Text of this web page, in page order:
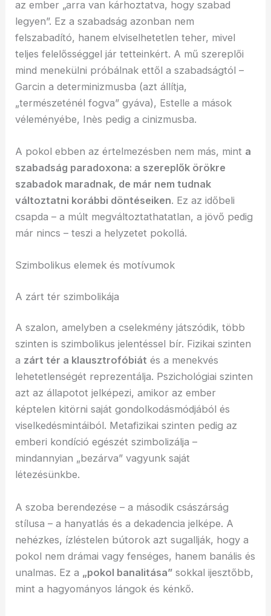
az ember „arra van kárhoztatva, hogy szabad
legyen”. Ez a szabadság azonban nem
felszabadító, hanem elviselhetetlen teher, mivel
teljes felelősséggel jár tetteinkért. A mű szereplői
mind menekülni próbálnak ettől a szabadságtól –
Garcin a determinizmusba (azt állítja,
„természeténél fogva” gyáva), Estelle a mások
véleményébe, Inès pedig a cinizmusba.
A pokol ebben az értelmezésben nem más, mint a
szabadság paradoxona: a szereplők örökre
szabadok maradnak, de már nem tudnak
változtatni korábbi döntéseiken. Ez az időbeli
csapda – a múlt megváltoztathatatlan, a jövő pedig
már nincs – teszi a helyzetet pokollá.
Szimbolikus elemek és motívumok
A zárt tér szimbolikája
A szalon, amelyben a cselekmény játszódik, több
szinten is szimbolikus jelentéssel bír. Fizikai szinten
a zárt tér a klausztrofóbiát és a menekvés
lehetetlenségét reprezentálja. Pszichológiai szinten
azt az állapotot jelképezi, amikor az ember
képtelen kitörni saját gondolkodásmódjából és
viselkedésmintáiból. Metafizikai szinten pedig az
emberi kondíció egészét szimbolizálja –
mindannyian „bezárva” vagyunk saját
létezésünkbe.
A szoba berendezése – a második császárság
stílusa – a hanyatlás és a dekadencia jelképe. A
nehézkes, ízléstelen bútorok azt sugallják, hogy a
pokol nem drámai vagy fenséges, hanem banális és
unalmas. Ez a „pokol banalitása” sokkal ijesztőbb,
mint a hagyományos lángok és kénkő.